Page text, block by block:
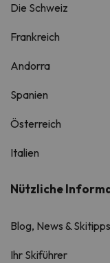
Die Schweiz
Frankreich
Andorra
Spanien
Österreich
Italien
Nützliche
Blog, News & Skitipps
Ihr Skiführer